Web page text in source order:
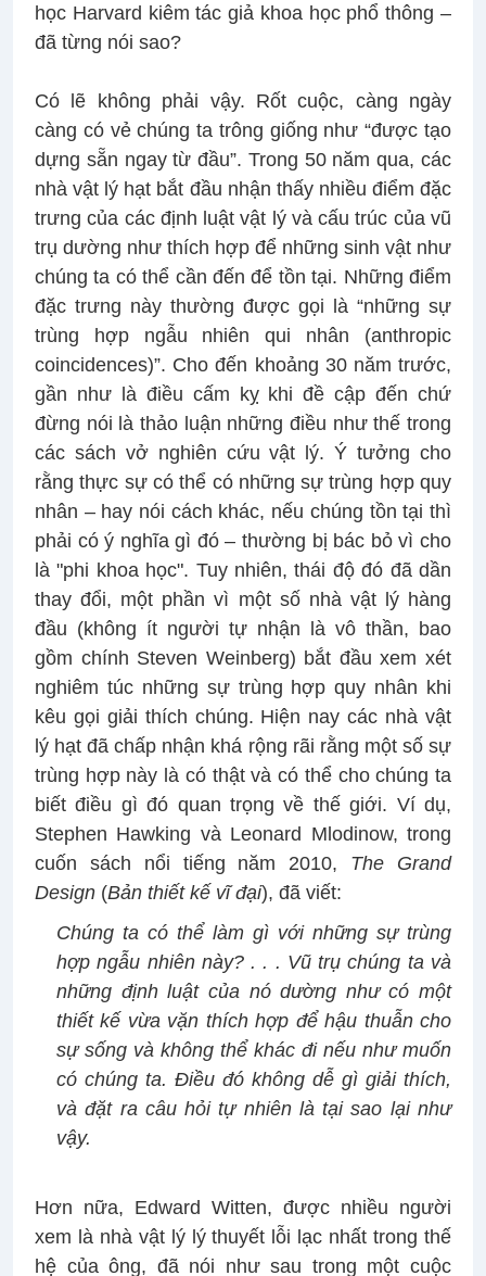
học Harvard kiêm tác giả khoa học phổ thông –
đã từng nói sao?
Có lẽ không phải vậy. Rốt cuộc, càng ngày
càng có vẻ chúng ta trông giống như “được tạo
dựng sẵn ngay từ đầu”. Trong 50 năm qua, các
nhà vật lý hạt bắt đầu nhận thấy nhiều điểm đặc
trưng của các định luật vật lý và cấu trúc của vũ
trụ dường như thích hợp để những sinh vật như
chúng ta có thể cần đến để tồn tại. Những điểm
đặc trưng này thường được gọi là “những sự
trùng hợp ngẫu nhiên qui nhân (anthropic
coincidences)”. Cho đến khoảng 30 năm trước,
gần như là điều cấm kỵ khi đề cập đến chứ
đừng nói là thảo luận những điều như thế trong
các sách vở nghiên cứu vật lý. Ý tưởng cho
rằng thực sự có thể có những sự trùng hợp quy
nhân – hay nói cách khác, nếu chúng tồn tại thì
phải có ý nghĩa gì đó – thường bị bác bỏ vì cho
là "phi khoa học". Tuy nhiên, thái độ đó đã dần
thay đổi, một phần vì một số nhà vật lý hàng
đầu (không ít người tự nhận là vô thần, bao
gồm chính Steven Weinberg) bắt đầu xem xét
nghiêm túc những sự trùng hợp quy nhân khi
kêu gọi giải thích chúng. Hiện nay các nhà vật
lý hạt đã chấp nhận khá rộng rãi rằng một số sự
trùng hợp này là có thật và có thể cho chúng ta
biết điều gì đó quan trọng về thế giới. Ví dụ,
Stephen Hawking và Leonard Mlodinow, trong
cuốn sách nổi tiếng năm 2010, The Grand
Design (Bản thiết kế vĩ đại), đã viết:
Chúng ta có thể làm gì với những sự trùng
hợp ngẫu nhiên này? . . . Vũ trụ chúng ta và
những định luật của nó dường như có một
thiết kế vừa vặn thích hợp để hậu thuẫn cho
sự sống và không thể khác đi nếu như muốn
có chúng ta. Điều đó không dễ gì giải thích,
và đặt ra câu hỏi tự nhiên là tại sao lại như
vậy.
Hơn nữa, Edward Witten, được nhiều người
xem là nhà vật lý lý thuyết lỗi lạc nhất trong thế
hệ của ông, đã nói như sau trong một cuộc